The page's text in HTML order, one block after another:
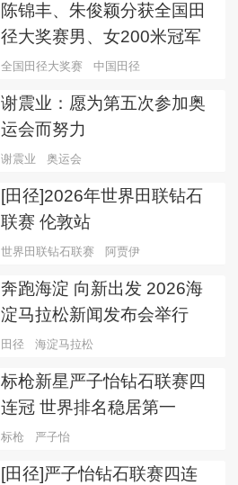
陈锦丰、朱俊颖分获全国田
径大奖赛男、女200米冠军
全国田径大奖赛 中国田径
谢震业：愿为第五次参加奥
运会而努力
谢震业 奥运会
[田径]2026年世界田联钻石
联赛 伦敦站
世界田联钻石联赛 阿贾伊
奔跑海淀 向新出发 2026海
淀马拉松新闻发布会举行
田径 海淀马拉松
标枪新星严子怡钻石联赛四
连冠 世界排名稳居第一
标枪 严子怡
[田径]严子怡钻石联赛四连